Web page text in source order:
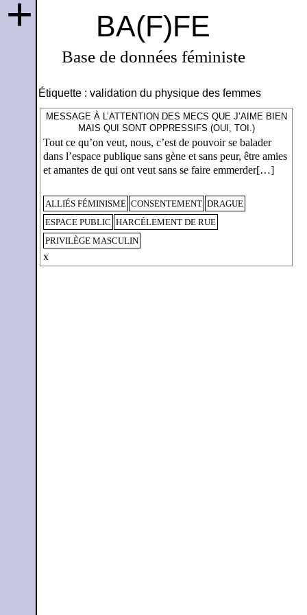
BA(F)FE
Base de données féministe
+
Étiquette : validation du physique des femmes
MESSAGE À L’ATTENTION DES MECS QUE J’AIME BIEN
MAIS QUI SONT OPPRESSIFS (OUI, TOI.)
Tout ce qu’on veut, nous, c’est de pouvoir se balader
dans l’espace publique sans gène et sans peur, être amies
et amantes de qui ont veut sans se faire emmerder[…]
ALLIÉS FÉMINISME CONSENTEMENT DRAGUE
ESPACE PUBLIC HARCÉLEMENT DE RUE
PRIVILÈGE MASCULIN
x